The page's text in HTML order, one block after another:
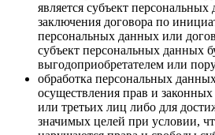
является субъект
заключения договора по
персональных данных или
субъект персональных данных
выгодоприобретателем или
обработка персональных
осуществления прав и законных
или третьих лиц либо для
значимых целей при условии,